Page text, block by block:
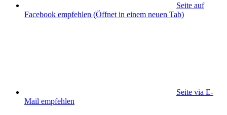
Seite auf
Facebook empfehlen (Öffnet in einem neuen Tab)
Seite via E-
Mail empfehlen